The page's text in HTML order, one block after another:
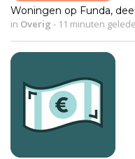
Woningen op Funda,
in Overig - 11 minuten